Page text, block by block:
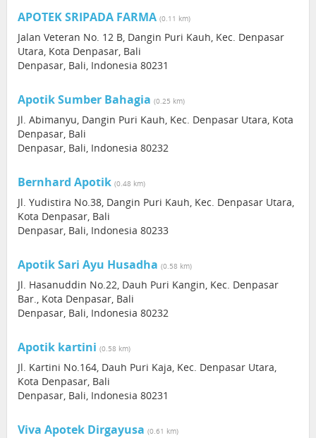
APOTEK SRIPADA FARMA (0.11 km)
Jalan Veteran No. 12 B, Dangin Puri Kauh, Kec. Denpasar
Utara, Kota Denpasar, Bali
Denpasar, Bali, Indonesia 80231
Apotik Sumber Bahagia (0.25 km)
Jl. Abimanyu, Dangin Puri Kauh, Kec. Denpasar Utara, Kota
Denpasar, Bali
Denpasar, Bali, Indonesia 80232
Bernhard Apotik (0.48 km)
Jl. Yudistira No.38, Dangin Puri Kauh, Kec. Denpasar Utara,
Kota Denpasar, Bali
Denpasar, Bali, Indonesia 80233
Apotik Sari Ayu Husadha (0.58 km)
Jl. Hasanuddin No.22, Dauh Puri Kangin, Kec. Denpasar
Bar., Kota Denpasar, Bali
Denpasar, Bali, Indonesia 80232
Apotik kartini (0.58 km)
Jl. Kartini No.164, Dauh Puri Kaja, Kec. Denpasar Utara,
Kota Denpasar, Bali
Denpasar, Bali, Indonesia 80231
Viva Apotek Dirgayusa (0.61 km)